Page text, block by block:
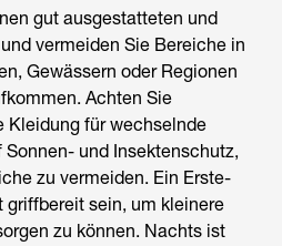
gut ausgestatteten und
vermeiden Sie Bereiche in
Gewässern oder Regionen
Achten Sie
Kleidung für wechselnde
und Insektenschutz,
zu vermeiden. Ein Erste-
sein, um kleinere
zu können. Nachts ist